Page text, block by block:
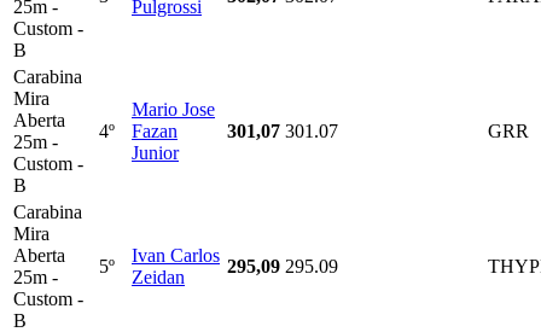
25m -
Custom -
B
Pulgrossi
Carabina
Mira
Aberta
25m -
Custom -
B
4º
Mario Jose
Fazan
Junior
301,07 301.07 GRR
Carabina
Mira
Aberta
25m -
Custom -
B
5º
Ivan Carlos
Zeidan
295,09 295.09